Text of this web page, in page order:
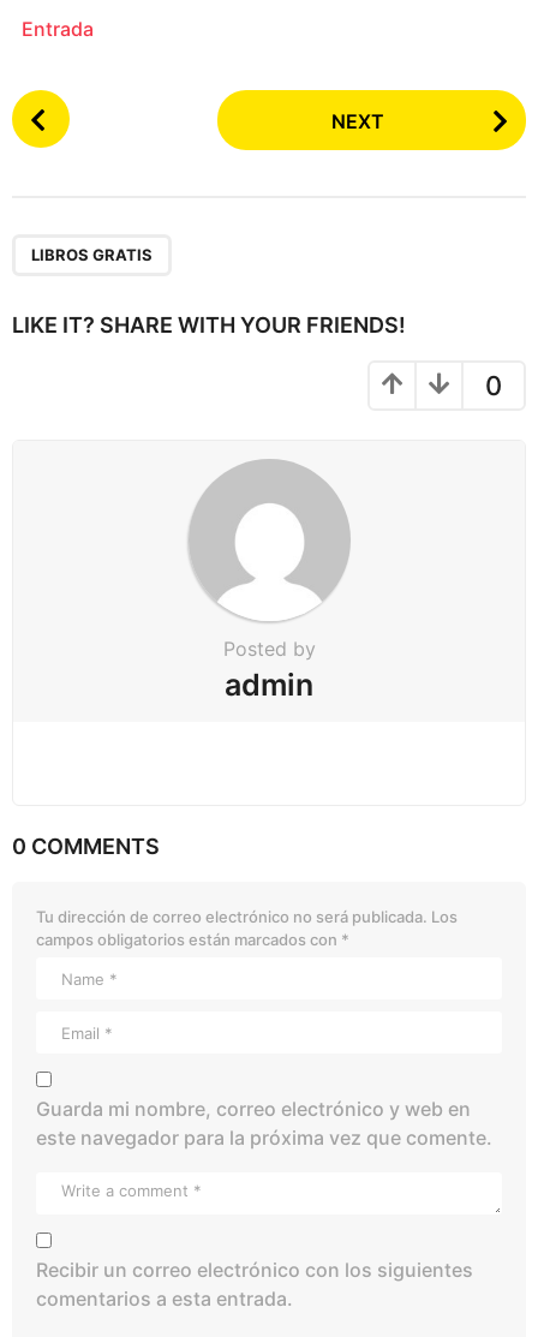
Entrada
P
o
i
NEXT
LIBROS GRATIS
LIKE IT? SHARE WITH YOUR FRIENDS!
0
Posted by
admin
0 COMMENTS
Tu dirección de correo electrónico no será publicada. Los
campos obligatorios están marcados con *
Guarda mi nombre, correo electrónico y web en
este navegador para la próxima vez que comente.
Recibir un correo electrónico con los siguientes
comentarios a esta entrada.